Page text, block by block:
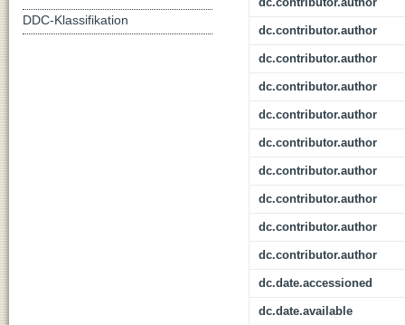
dc.contributor.author
dc.contributor.author
dc.contributor.author
dc.contributor.author
dc.contributor.author
dc.contributor.author
dc.contributor.author
dc.contributor.author
dc.contributor.author
dc.date.accessioned
dc.date.available
DDC-Klassifikation